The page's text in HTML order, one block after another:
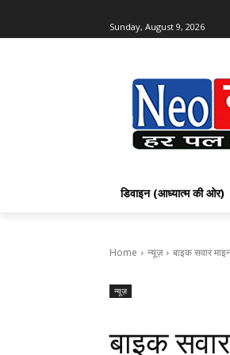
Sunday, August 9, 2026
डिवाइन (आध्यात्म की ओर)
Home न्यूज़ बाइक सवार
न्यूज़
बाइक